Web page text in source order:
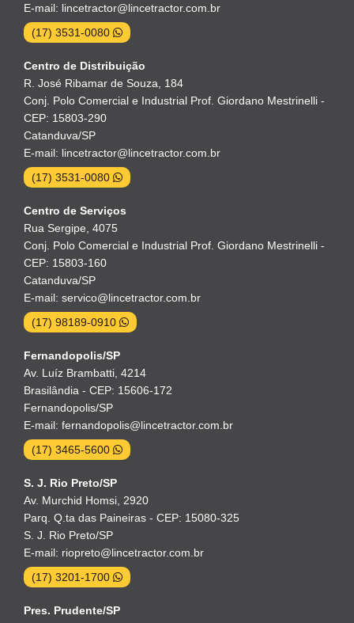
E-mail: lincetractor@lincetractor.com.br
(17) 3531-0080
Centro de Distribuição
R. José Ribamar de Souza, 184
Conj. Polo Comercial e Industrial Prof. Giordano Mestrinelli -
CEP: 15803-290
Catanduva/SP
E-mail: lincetractor@lincetractor.com.br
(17) 3531-0080
Centro de Serviços
Rua Sergipe, 4075
Conj. Polo Comercial e Industrial Prof. Giordano Mestrinelli -
CEP: 15803-160
Catanduva/SP
E-mail: servico@lincetractor.com.br
(17) 98189-0910
Fernandopolis/SP
Av. Luíz Brambatti, 4214
Brasilândia - CEP: 15606-172
Fernandopolis/SP
E-mail: fernandopolis@lincetractor.com.br
(17) 3465-5600
S. J. Rio Preto/SP
Av. Murchid Homsi, 2920
Parq. Q.ta das Paineiras - CEP: 15080-325
S. J. Rio Preto/SP
E-mail: riopreto@lincetractor.com.br
(17) 3201-1700
Pres. Prudente/SP